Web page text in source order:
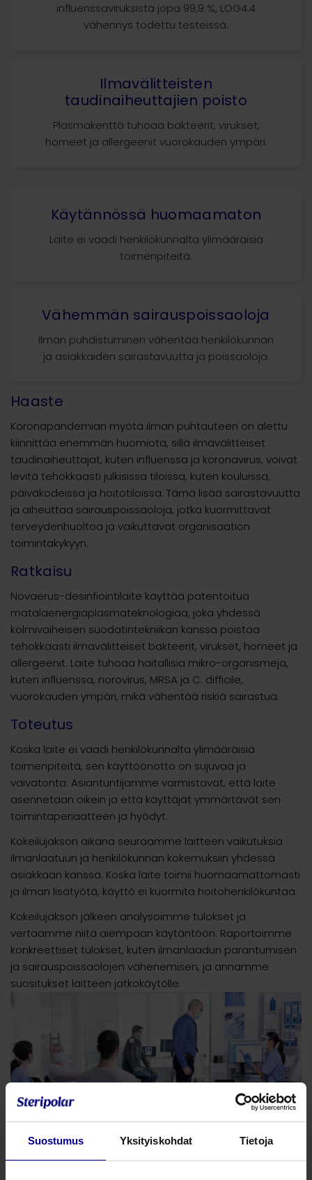
Suostumus Yksityiskohdat Tietoja
influenssaviruksista jopa 99,9 %, LOG4.4
vähennys todettu testeissä.
Ilmavälitteisten
taudinaiheuttajien poisto
Plasmakenttä tuhoaa bakteerit, virukset,
homeet ja allergeenit vuorokauden ympäri.
Käytännössä huomaamaton
Laite ei vaadi henkilökunnalta ylimääräisiä
toimenpiteitä.
Vähemmän sairauspoissaoloja
Ilman puhdistuminen vähentää henkilökunnan
ja asiakkaiden sairastavuutta ja poissaoloja.
Haaste
Koronapandemian myötä ilman puhtauteen on alettu
kiinnittää enemmän huomiota, sillä ilmavälitteiset
taudinaiheuttajat, kuten influenssa ja koronavirus, voivat
levitä tehokkaasti julkisissa tiloissa, kuten kouluissa,
päiväkodeissa ja hoitotiloissa. Tämä lisää sairastavuutta
ja aiheuttaa sairauspoissaoloja, jotka kuormittavat
terveydenhuoltoa ja vaikuttavat organisaation
toimintakykyyn.
Ratkaisu
Novaerus-desinfiointilaite käyttää patentoitua
matalaenergiaplasmateknologiaa, joka yhdessä
kolmivaiheisen suodatintekniikan kanssa poistaa
tehokkaasti ilmavälitteiset bakteerit, virukset, homeet ja
allergeenit. Laite tuhoaa haitallisia mikro-organismeja,
kuten influenssa, norovirus, MRSA ja C. difficile,
vuorokauden ympäri, mikä vähentää riskiä sairastua.
Toteutus
Koska laite ei vaadi henkilökunnalta ylimääräisiä
toimenpiteitä, sen käyttöönotto on sujuvaa ja
vaivatonta. Asiantuntijamme varmistavat, että laite
asennetaan oikein ja että käyttäjät ymmärtävät sen
toimintaperiaatteen ja hyödyt.
Kokeilujakson aikana seuraamme laitteen vaikutuksia
ilmanlaatuun ja henkilökunnan kokemuksiin yhdessä
asiakkaan kanssa. Koska laite toimii huomaamattomasti
ja ilman lisätyötä, käyttö ei kuormita hoitohenkilökuntaa.
Kokeilujakson jälkeen analysoimme tulokset ja
vertaamme niitä aiempaan käytäntöön. Raportoimme
konkreettiset tulokset, kuten ilmanlaadun parantumisen
ja sairauspoissaolojen vähenemisen, ja annamme
suositukset laitteen jatkokäytölle.